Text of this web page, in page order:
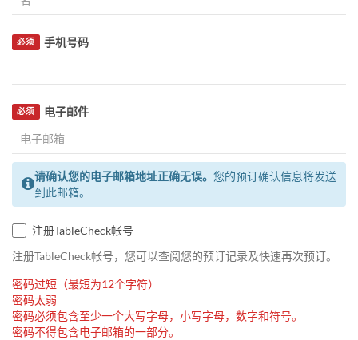
手机号码
必须
电子邮件
必须
请确认您的电子邮箱地址正确无误。 您的预订确认信息将发送
到此邮箱。
注册TableCheck帐号
注册TableCheck帐号，您可以查阅您的预订记录及快速再次预订。
密码过短（最短为12个字符）
密码太弱
密码必须包含至少一个大写字母，小写字母，数字和符号。
密码不得包含电子邮箱的一部分。